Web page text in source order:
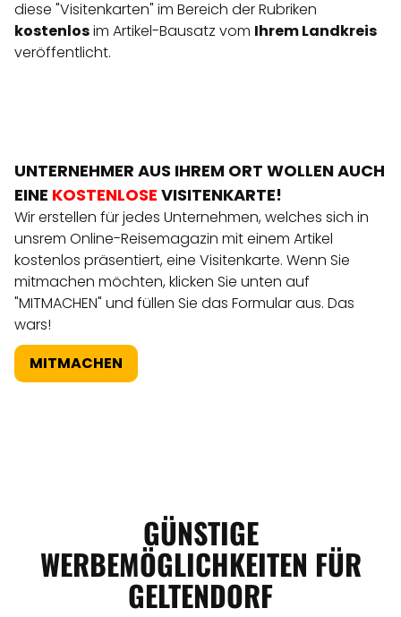
diese "Visitenkarten" im Bereich der Rubriken
kostenlosim Artikel-Bausatz vom Ihrem Landkreis
veröffentlicht.
UNTERNEHMER AUS IHREM ORT WOLLEN AUCH
EINE KOSTENLOSE VISITENKARTE!
Wir erstellen für jedes Unternehmen, welches sich in
unsrem Online-Reisemagazin mit einem Artikel
kostenlos präsentiert, eine Visitenkarte. Wenn Sie
mitmachen möchten, klicken Sie unten auf
"MITMACHEN" und füllen Sie das Formular aus. Das
wars!
MITMACHEN
GÜNSTIGE
WERBEMÖGLICHKEITEN FÜR
GELTENDORF